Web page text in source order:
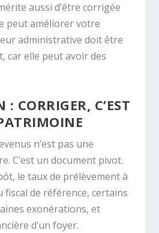
aussi d’être corrigée
peut améliorer votre
administrative doit être
car elle peut avoir des
CORRIGER, C’EST
n’est pas une
C’est un document pivot.
le taux de prélèvement à
fiscal de référence, certains
exonérations, et
d’un foyer.